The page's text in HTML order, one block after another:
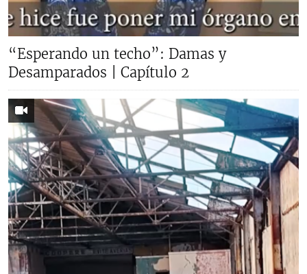
“Esperando un techo”: Damas y
Desamparados | Capítulo 2